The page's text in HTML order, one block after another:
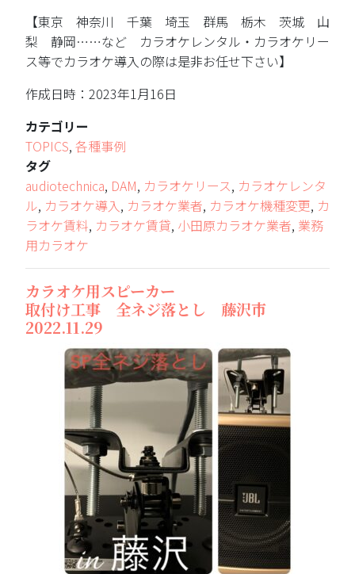
【東京 神奈川 千葉 埼玉 群馬 栃木 茨城 山
梨 静岡……など カラオケレンタル・カラオケリー
ス等でカラオケ導入の際は是非お任せ下さい】
作成日時：2023年1月16日
カテゴリー
TOPICS, 各種事例
タグ
audiotechnica, DAM, カラオケリース, カラオケレンタ
ル, カラオケ導入, カラオケ業者, カラオケ機種変更, カ
ラオケ賃料, カラオケ賃貸, 小田原カラオケ業者, 業務
用カラオケ
カラオケ用スピーカー
取付け工事 全ネジ落とし 藤沢市
2022.11.29